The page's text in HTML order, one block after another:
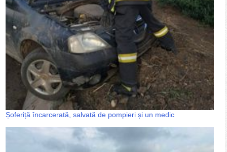
Șoferiță încarcerată, salvată de pompieri și un medic